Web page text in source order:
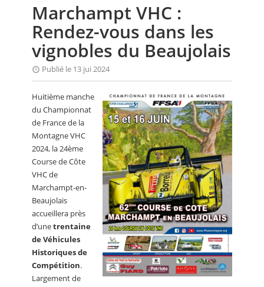
ANNUAIRES
PETITES ANNONCES
Marchampt VHC :
Rendez-vous dans les
vignobles du Beaujolais
Publié le 13 jui 2024
Huitième manche
du Championnat
de France de la
Montagne VHC
2024, la 24ème
Course de Côte
VHC de
Marchampt-en-
Beaujolais
accueillera près
d’unetrentaine
de Véhicules
Historiques de
Compétition.
Largement de